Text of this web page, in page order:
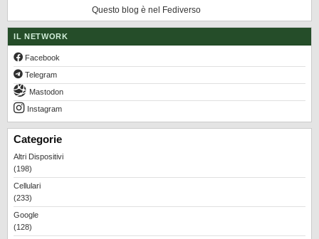
PRIVACY
REALME
RUMORS
SAMSUNG
SICUREZZA
SOFTWARE
SVILUPPARE ANDROID
XIAOMI
Questo blog è nel Fediverso
IL NETWORK
Facebook
Telegram
Mastodon
Instagram
Categorie
Altri Dispositivi
(198)
Cellulari
(233)
Google
(128)